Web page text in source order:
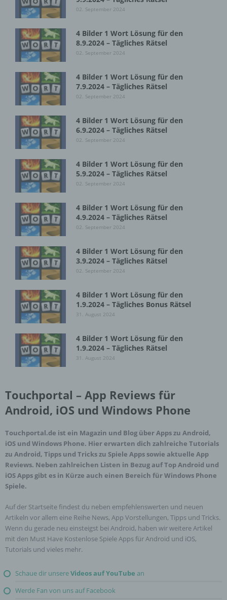
02. September 2024
4 Bilder 1 Wort Lösung für den
8.9.2024 – Tägliches Rätsel
02. September 2024
4 Bilder 1 Wort Lösung für den
7.9.2024 – Tägliches Rätsel
02. September 2024
4 Bilder 1 Wort Lösung für den
6.9.2024 – Tägliches Rätsel
02. September 2024
4 Bilder 1 Wort Lösung für den
5.9.2024 – Tägliches Rätsel
02. September 2024
4 Bilder 1 Wort Lösung für den
4.9.2024 – Tägliches Rätsel
02. September 2024
4 Bilder 1 Wort Lösung für den
3.9.2024 – Tägliches Rätsel
02. September 2024
4 Bilder 1 Wort Lösung für den
1.9.2024 – Tägliches Bonus Rätsel
31. August 2024
4 Bilder 1 Wort Lösung für den
1.9.2024 – Tägliches Rätsel
31. August 2024
Touchportal – App Reviews für
Android, iOS und Windows Phone
Touchportal.de ist ein Magazin und Blog über Apps zu Android,
iOS und Windows Phone. Hier erwarten dich zahlreiche Tutorials
zu Android, Tipps und Tricks zu Spiele Apps sowie aktuelle App
Reviews. Neben zahlreichen Listen in Bezug auf Top Android und
iOS Apps gibt es in Kürze auch einen Bereich für Windows Phone
Spiele.
Auf der Startseite findest du neben empfehlenswerten und neuen
Artikeln vor allem eine Reihe News, App Vorstellungen, Tipps und Tricks.
Wenn du gerade neu einsteigst bei Android, haben wir weitere Artikel
mit den Must Have Kostenlose Spiele Apps für Android und iOS,
Tutorials und vieles mehr.
Schaue dir unsereVideos auf YouTube an
Werde Fan von uns auf Facebook
eingegebenen personenbezogenen Daten werden
ausschließlich für die interne Verwendung bei dem
eigene Zwecke erhoben und gespeichert. Der für
die Verarbeitung Verantwortliche kann die
Weitergabe an einen oder mehrere
Auftragsverarbeiter, beispielsweise einen
Paketdienstleister, veranlassen, der die
personenbezogenen Daten ebenfalls
ausschließlich für eine interne Verwendung, die
dem für die Verarbeitung Verantwortlichen
zuzurechnen ist, nutzt.
Durch eine Registrierung auf der Internetseite des
für die Verarbeitung Verantwortlichen wird ferner
betroffenen Person vergebene IP-Adresse, das
Datum sowie die Uhrzeit der Registrierung
gespeichert. Die Speicherung dieser Daten erfolgt
unserer Dienste verhindert werden kann, und
diese Daten im Bedarfsfall ermöglichen,
begangene Straftaten aufzuklären. Insofern ist die
Speicherung dieser Daten zur Absicherung des für
die Verarbeitung Verantwortlichen erforderlich.
Eine Weitergabe dieser Daten an Dritte erfolgt
grundsätzlich nicht, sofern keine gesetzliche
Pflicht zur Weitergabe besteht oder die Weitergabe
Die Registrierung der betroffenen Person unter
freiwilliger Angabe personenbezogener Daten
dazu, der betroffenen Person Inhalte oder
Leistungen anzubieten, die aufgrund der Natur der
Sache nur registrierten Benutzern angeboten
werden können. Registrierten Personen steht die
jederzeit abzuändern oder vollständig aus dem
Datenbestand des für die Verarbeitung
Der für die Verarbeitung Verantwortliche erteilt
Auskunft darüber, welche personenbezogenen
Daten über die betroffene Person gespeichert sind.
Ferner berichtigt oder löscht der für die
Verarbeitung Verantwortliche personenbezogene
Person, soweit dem keine gesetzlichen
Aufbewahrungspflichten entgegenstehen. Die
Gesamtheit der Mitarbeiter des für die Verarbeitung
Verantwortlichen stehen der betroffenen Person in
diesem Zusammenhang als Ansprechpartner zur
Kontaktmöglichkeit über die Internetseite